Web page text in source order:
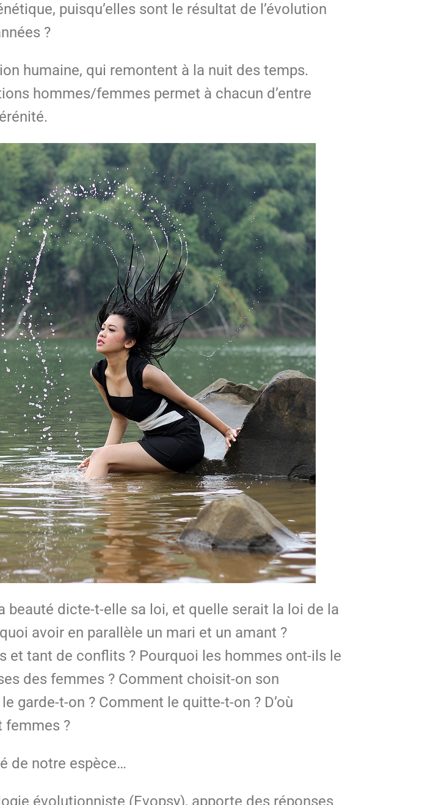
puisqu’elles sont le résultat de l’évolution
?
humaine, qui remontent à la nuit des temps.
hommes/femmes permet à chacun d’entre
beauté dicte-t-elle sa loi, et quelle serait la loi de la
avoir en parallèle un mari et un amant ?
et tant de conflits ? Pourquoi les hommes ont-ils le
des femmes ? Comment choisit-on son
garde-t-on ? Comment le quitte-t-on ? D’où
femmes ?
de notre espèce…
évolutionniste (Evopsy), apporte des réponses